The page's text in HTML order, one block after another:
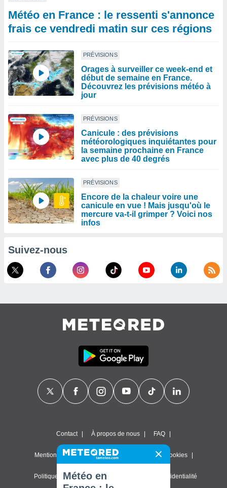
Météo en France : le ressenti s'annonce
frais ce vendredi matin sur ces régions
PRÉVISIONS
Orages à surveiller ce week-end et
début de semaine en France.
Découvrez les prévisions météo à
jour
PRÉVISIONS
Canicule : des prévisions
météorologiques inquiétantes pour
la semaine prochaine en France
avec plus de 40 degrés
PRÉVISIONS
Encore de la chaleur voire une
canicule en vue ! Mais jusqu'où le
mercure va-t-il grimper ? Voici nos
infos
Suivez-nous
Contact À propos de nous FAQ
Mentions légales & Conditions d'utilisation Cookies
Politique de confidentialité Paramètres de confidentialité
Météo en